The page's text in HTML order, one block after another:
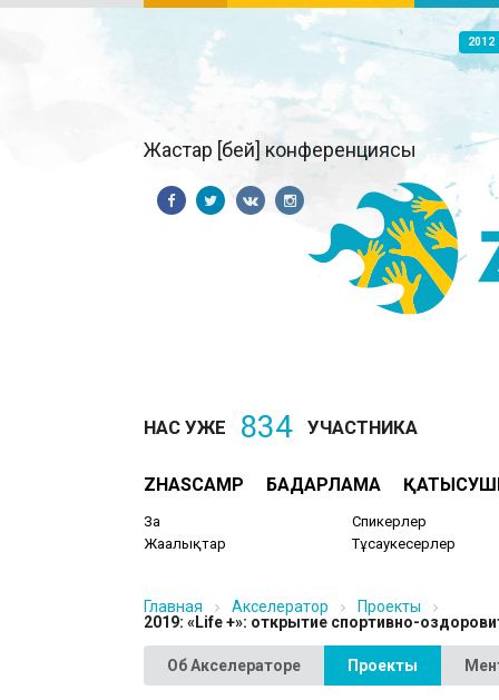
2012
Жастар [бей] конференциясы
НАС УЖЕ 834 УЧАСТНИКА
ZHASCAMP БАҒДАРЛАМА
Заң
Жаңалықтар
Спикерлер
Тұсаукесерлер
Главная Акселератор
Проекты
2019: «Life +»: открытие спортивно-
Об Акселераторе Проекты